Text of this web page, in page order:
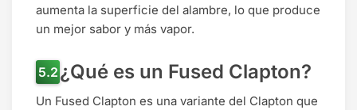
aumenta la superficie del alambre, lo que produce
un mejor sabor y más vapor.
¿Qué es un Fused Clapton?
Un Fused Clapton es una variante del Clapton que